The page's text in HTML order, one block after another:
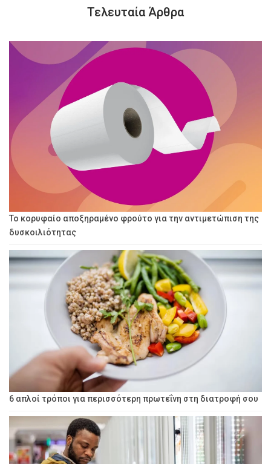
Τελευταία Άρθρα
Το κορυφαίο αποξηραμένο φρούτο για την αντιμετώπιση της
δυσκοιλιότητας
6 απλοί τρόποι για περισσότερη πρωτεΐνη στη διατροφή σου